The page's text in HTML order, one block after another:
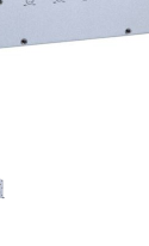
& WLAN